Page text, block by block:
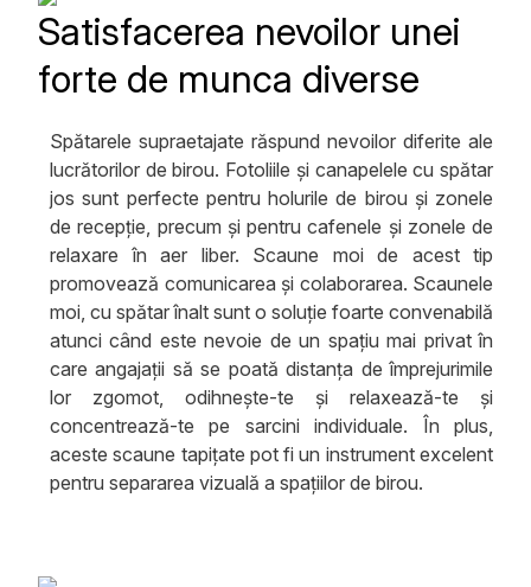
Satisfacerea nevoilor unei
forte de munca diverse
Spătarele supraetajate răspund nevoilor diferite ale
lucrătorilor de birou. Fotoliile și canapelele cu spătar
jos sunt perfecte pentru holurile de birou și zonele
de recepție, precum și pentru cafenele și zonele de
relaxare în aer liber. Scaune moi de acest tip
promovează comunicarea și colaborarea. Scaunele
moi, cu spătar înalt sunt o soluție foarte convenabilă
atunci când este nevoie de un spațiu mai privat în
care angajații să se poată distanța de împrejurimile
lor zgomot, odihnește-te și relaxează-te și
concentrează-te pe sarcini individuale. În plus,
aceste scaune tapițate pot fi un instrument excelent
pentru separarea vizuală a spațiilor de birou.